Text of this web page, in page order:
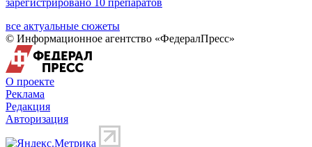
все актуальные сюжеты
© Информационное агентство «ФедералПресс»
О проекте
Реклама
Редакция
Авторизация